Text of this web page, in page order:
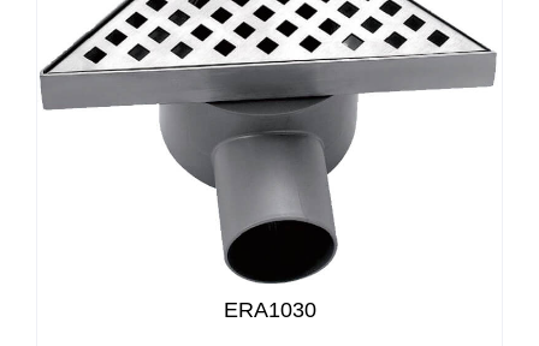
ERA1030